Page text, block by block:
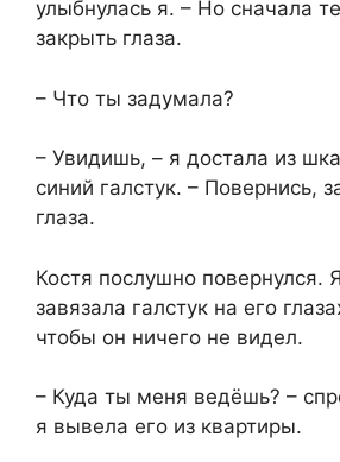
улыбнулась я. – Но сначала
закрыть глаза.
– Что ты задумала?
– Увидишь, – я достала из
синий галстук. – Повернись,
глаза.
Костя послушно повернулся.
завязала галстук на его
чтобы он ничего не видел.
– Куда ты меня ведёшь? –
я вывела его из квартиры.